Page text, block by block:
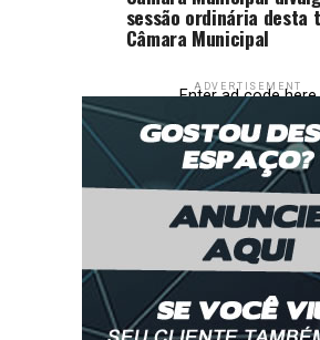
sessão ordinária
Câmara Municipal
ADVERTISEMENT
Enter ad code here